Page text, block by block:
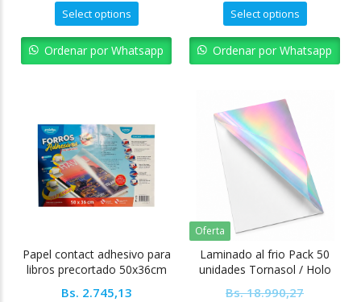
Select options
Ordenar por Whatsapp
Select options
Ordenar por Whatsapp
Papel contact adhesivo para
libros precortado 50x36cm
Bs. 2.745,13
Oferta
Laminado al frio Pack 50
unidades Tornasol / Holo
Bs.18.990,27